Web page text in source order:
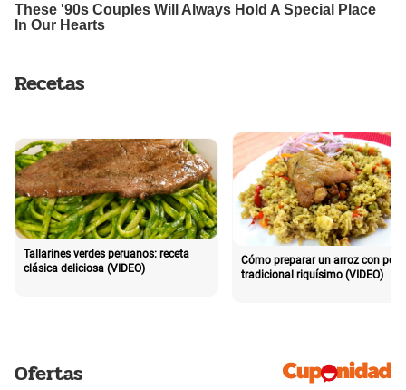
Recetas
Tallarines verdes peruanos: receta
clásica deliciosa (VIDEO)
Cómo preparar un arroz con pollo
tradicional riquísimo (VIDEO)
Ofertas